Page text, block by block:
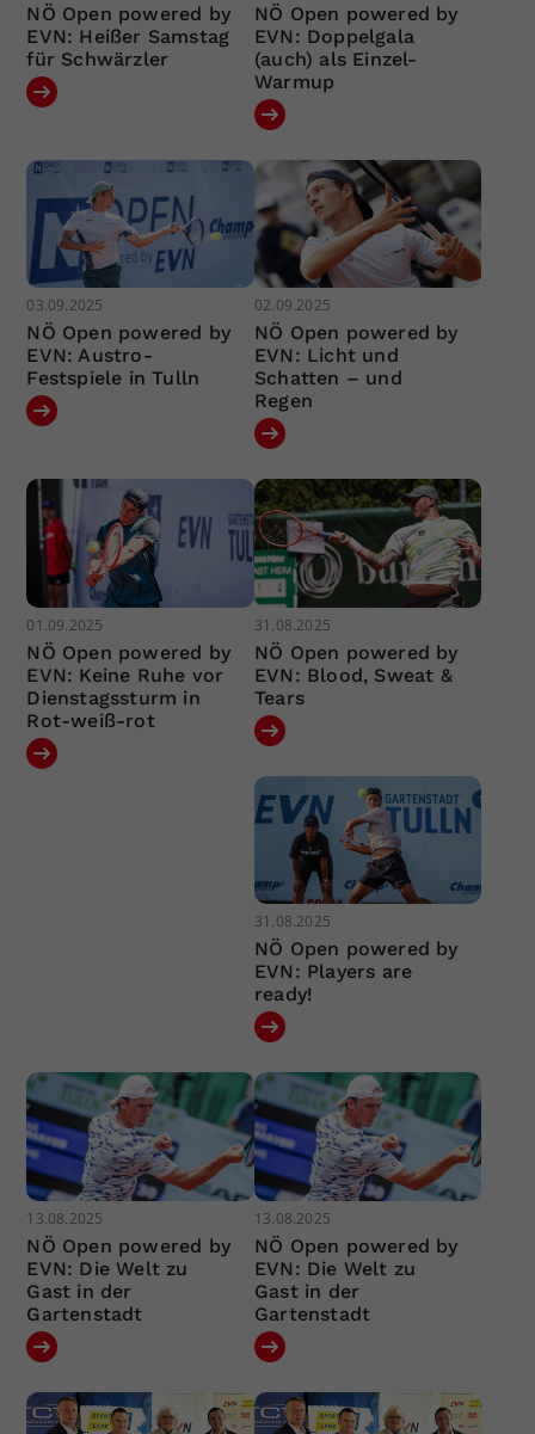
NÖ Open powered by
EVN: Heißer Samstag
für Schwärzler
NÖ Open powered by
EVN: Doppelgala
(auch) als Einzel-
Warmup
03.09.2025
NÖ Open powered by
EVN: Austro-
Festspiele in Tulln
02.09.2025
NÖ Open powered by
EVN: Licht und
Schatten – und
Regen
01.09.2025
NÖ Open powered by
EVN: Keine Ruhe vor
Dienstagssturm in
Rot-weiß-rot
31.08.2025
NÖ Open powered by
EVN: Blood, Sweat &
Tears
31.08.2025
NÖ Open powered by
EVN: Players are
ready!
13.08.2025
NÖ Open powered by
EVN: Die Welt zu
Gast in der
Gartenstadt
13.08.2025
NÖ Open powered by
EVN: Die Welt zu
Gast in der
Gartenstadt